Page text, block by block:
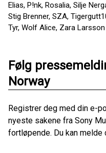
Elias, P!nk, Rosalia, Silje
Stig Brenner, SZA,
Tyr, Wolf Alice, Zara
Følg
Norway
Registrer deg med din e-
nyeste sakene fra Sony
fortløpende. Du kan melde